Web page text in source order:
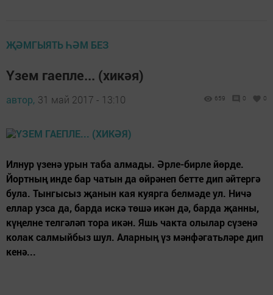
ҖӘМГЫЯТЬ ҺӘМ БЕЗ
Үзем гаепле... (хикәя)
автор, 31 май 2017 - 13:10 659 0 0
Илнур үзенә урын таба алмады. Әрле-бирле йөрде.
Йортның инде бар чатын да өйрәнеп бетте дип әйтергә
була. Тынгысыз җанын кая куярга белмәде ул. Ничә
еллар узса да, барда искә төшә икән дә, барда җанны,
күңелне телгәләп тора икән. Яшь чакта олылар сүзенә
колак салмыйбыз шул. Аларның үз мәнфәгатьләре дип
кенә...